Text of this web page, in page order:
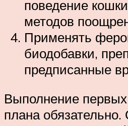
поведение
методов
Применять
биодобавки,
предписанные
Выполнение
плана обязательно.